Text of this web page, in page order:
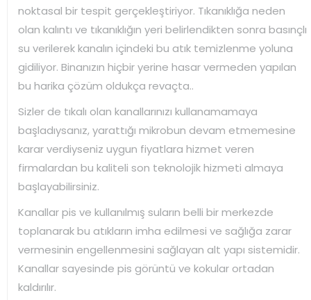
noktasal bir tespit gerçekleştiriyor. Tıkanıklığa neden
olan kalıntı ve tıkanıklığın yeri belirlendikten sonra basınçlı
su verilerek kanalın içindeki bu atık temizlenme yoluna
gidiliyor. Binanızın hiçbir yerine hasar vermeden yapılan
bu harika çözüm oldukça revaçta..
Sizler de tıkalı olan kanallarınızı kullanamamaya
başladıysanız, yarattığı mikrobun devam etmemesine
karar verdiyseniz uygun fiyatlara hizmet veren
firmalardan bu kaliteli son teknolojik hizmeti almaya
başlayabilirsiniz.
Kanallar pis ve kullanılmış suların belli bir merkezde
toplanarak bu atıkların imha edilmesi ve sağlığa zarar
vermesinin engellenmesini sağlayan alt yapı sistemidir.
Kanallar sayesinde pis görüntü ve kokular ortadan
kaldırılır.